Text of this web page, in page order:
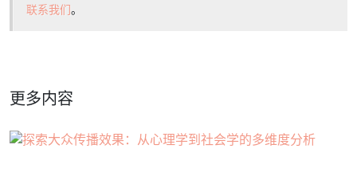
联系我们。
更多内容